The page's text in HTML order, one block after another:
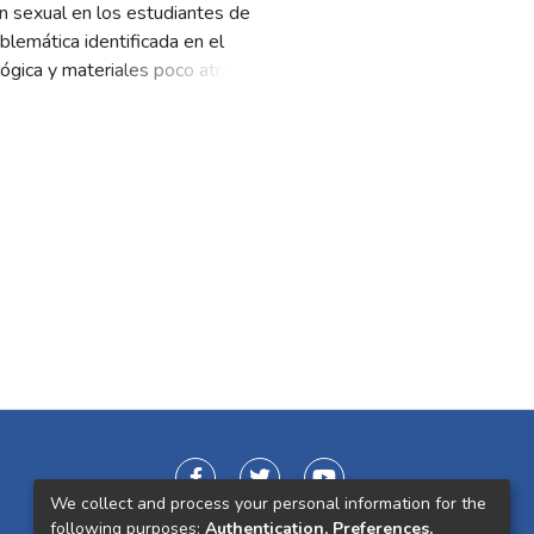
sexual en los estudiantes de
identificada en el
y materiales poco atractivos
relacionados con la salud
We collect and process your personal information for the
following purposes: Authentication, Preferences,